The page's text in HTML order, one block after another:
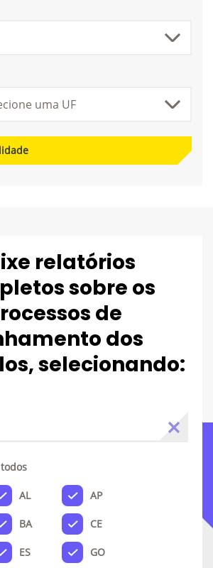
relatórios
sobre os
de
dos
selecionando:
AL AP
BA CE
ES GO